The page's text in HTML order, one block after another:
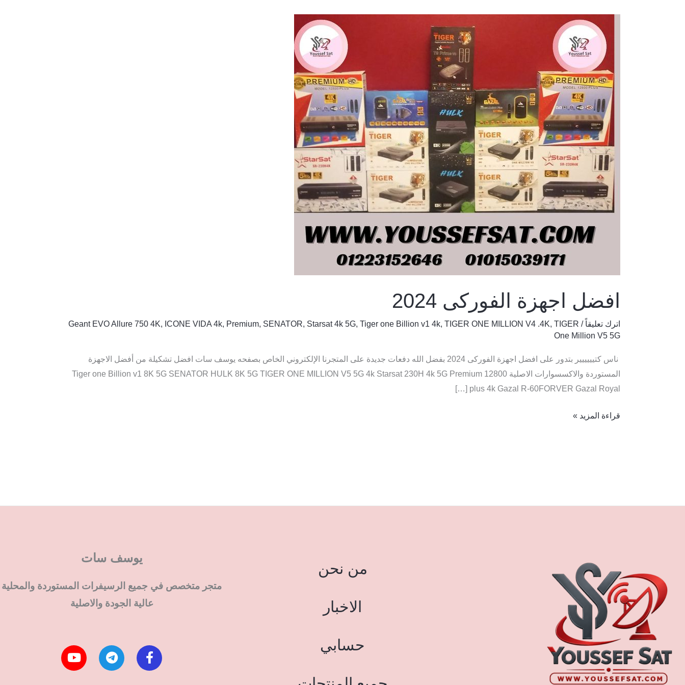
افضل اجهزة الفوركى 2024
اترك تعليقاً /
Geant EVO Allure 750 4K, ICONE VIDA 4k, Premium, SENATOR, Starsat 4k 5G,Tiger one Billion v1 4k,TIGER ONE MILLION V4 .4K,TIGER
One Million V5 5G
ناس كتيييييير بتدور على افضل اجهزة الفوركى 2024 بفضل الله️ دفعات جديدة على المتجرنا الإلكتروني الخاص بصفحه يوسف سات افضل تشكيلة من أفضل الاجهزة
المستوردة والاكسسوارات الاصلية Tiger one Billion v1 8K 5G SENATOR HULK 8K 5G TIGER ONE MILLION V5 5G 4k Starsat 230H 4k 5G Premium 12800
plus 4k Gazal R-60FORVER ️Gazal Royal […]
اجهزة
الفوركى
2024
قراءة المزيد »
من نحن
الاخبار
حسابي
يوسف سات
متجر متخصص في جميع الرسيفرات المستوردة والمحلية
عالية الجودة والاصلية